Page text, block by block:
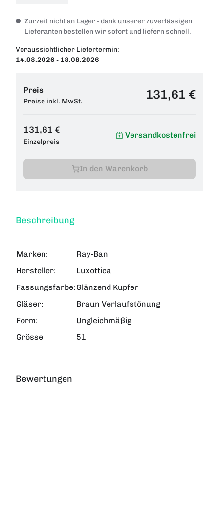
Zurzeit nicht an Lager - dank unserer zuverlässigen
Lieferanten bestellen wir sofort und liefern schnell.
Voraussichtlicher Liefertermin:
14.08.2026 - 18.08.2026
Preis
Preise inkl. MwSt. 131,61 €
131,61 €
Einzelpreis
Versandkostenfrei
In den Warenkorb
Beschreibung
Marken:
Ray-Ban
Hersteller:
Luxottica
Fassungsfarbe: Glänzend Kupfer
Gläser:
Braun Verlaufstönung
Form:
Ungleichmäßig
Grösse:
51
Bewertungen